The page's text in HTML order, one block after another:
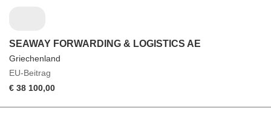
SEAWAY FORWARDING & LOGISTICS AE
Griechenland
EU-Beitrag
€ 38 100,00